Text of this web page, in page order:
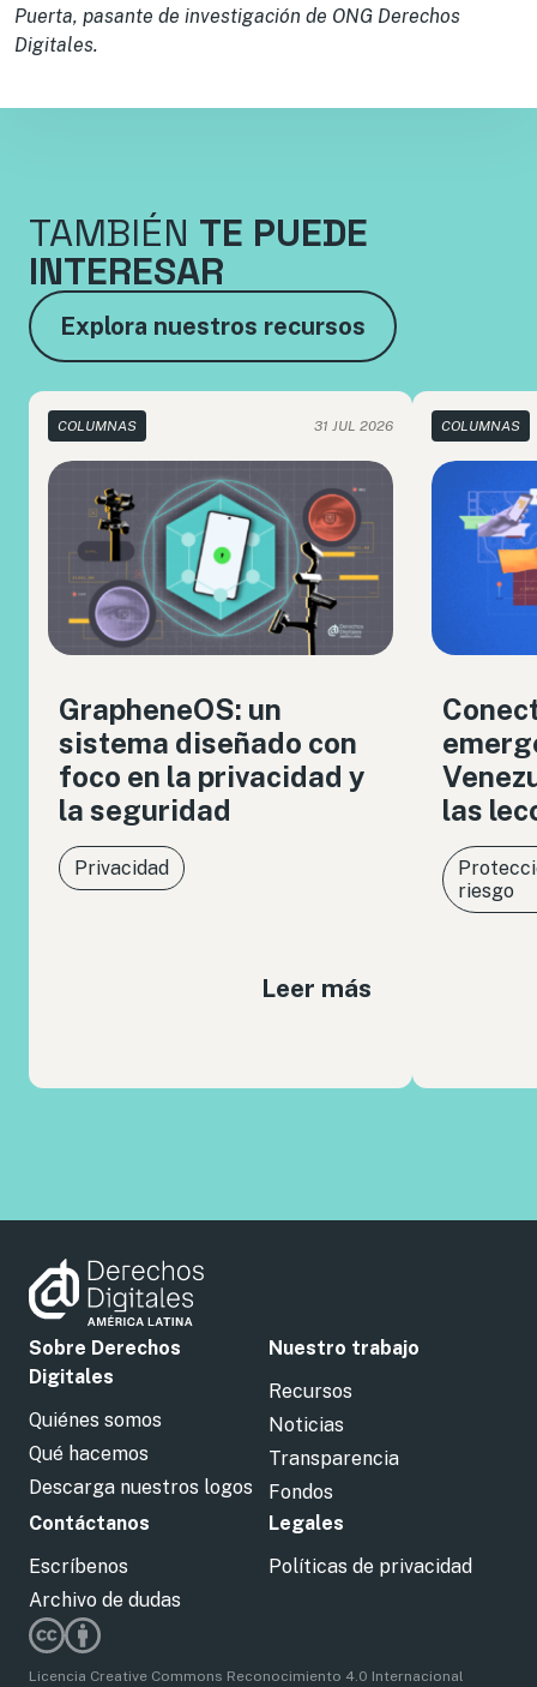
Puerta, pasante de investigación de ONG Derechos
Digitales.
TAMBIÉN TE PUEDE
INTERESAR
Explora nuestros recursos
COLUMNAS 31 JUL 2026
GrapheneOS: un
sistema diseñado con
foco en la privacidad y
la seguridad
Privacidad
Leer más
COLUMNAS
las
riesgo
Sobre Derechos
Digitales
Quiénes somos
Qué hacemos
Descarga nuestros logos
Nuestro trabajo
Recursos
Noticias
Transparencia
Fondos
Contáctanos
Escríbenos
Archivo de dudas
Legales
Políticas de privacidad
Licencia Creative Commons Reconocimiento 4.0 Internacional